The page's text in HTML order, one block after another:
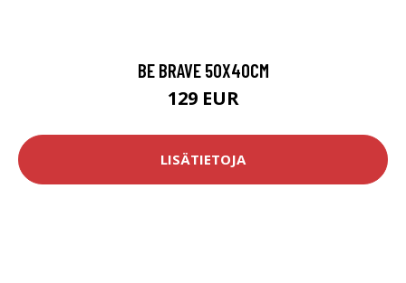
BE BRAVE 50X40CM
129 EUR
LISÄTIETOJA